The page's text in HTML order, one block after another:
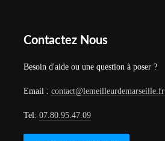
Contactez Nous
Besoin d'aide ou une question à poser ?
Email : contact@lemeilleurdemarseille.fr
Tel: 07.80.95.47.09